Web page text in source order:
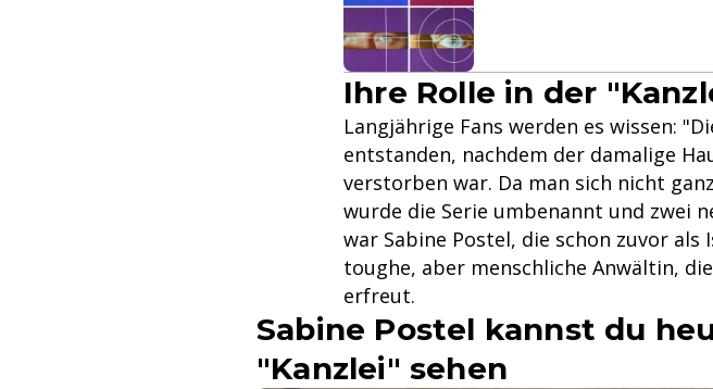
Ihre Rolle in der
Langjährige Fans werden es wissen:
entstanden, nachdem der damalige
verstorben war. Da man sich nicht
wurde die Serie umbenannt und zwei
war Sabine Postel, die schon zuvor
toughe, aber menschliche Anwältin,
erfreut.
Sabine Postel kannst du
"Kanzlei" sehen